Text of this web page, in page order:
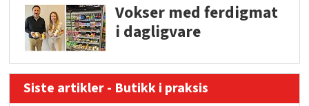
Vokser med ferdigmat
i dagligvare
Siste artikler - Butikk i praksis